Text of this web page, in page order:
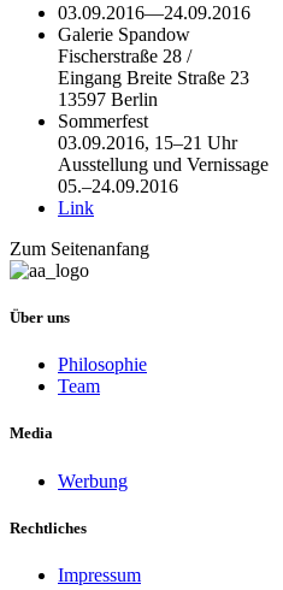
03.09.2016—24.09.2016
Galerie Spandow
Fischerstraße 28 /
Eingang Breite Straße 23
13597 Berlin
Sommerfest
03.09.2016, 15–21 Uhr
Ausstellung und Vernissage
05.–24.09.2016
Link
Zum Seitenanfang
Über uns
Philosophie
Team
Media
Werbung
Rechtliches
Impressum